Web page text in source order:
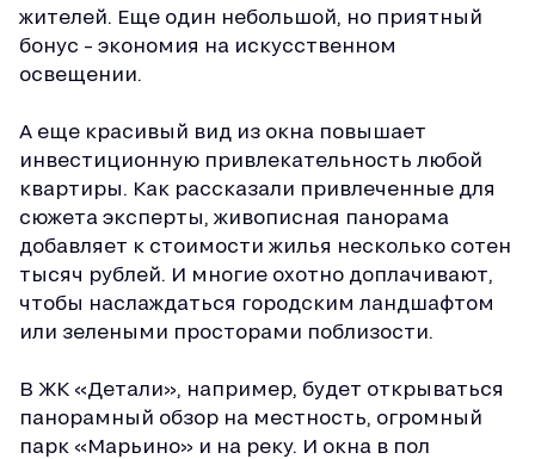
жителей. Еще один небольшой, но приятный
бонус – экономия на искусственном
освещении.
А еще красивый вид из окна повышает
инвестиционную привлекательность любой
квартиры. Как рассказали привлеченные для
сюжета эксперты, живописная панорама
добавляет к стоимости жилья несколько сотен
тысяч рублей. И многие охотно доплачивают,
чтобы наслаждаться городским ландшафтом
или зелеными просторами поблизости.
В ЖК «Детали», например, будет открываться
панорамный обзор на местность, огромный
парк «Марьино» и на реку. И окна в пол